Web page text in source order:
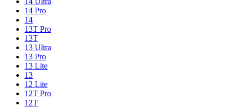
14 Pro
14
13T Pro
13T
13 Ultra
13 Pro
13 Lite
13
12 Lite
12T Pro
12T